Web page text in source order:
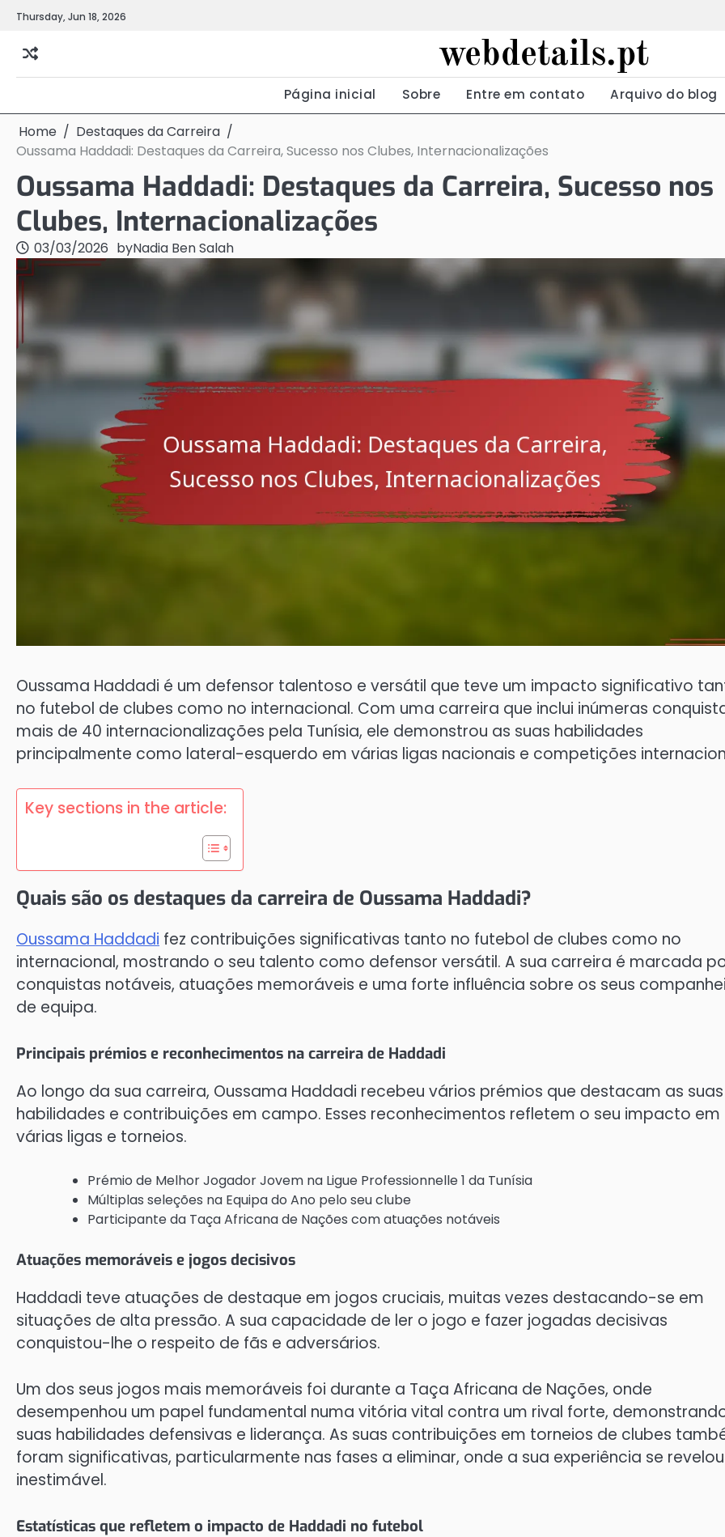
Skip
content
Thursday, Jun 18, 2026
webdetails.pt
Página inicial Sobre Entre em contato Arquivo do blog
Home
Destaques da Carreira
Oussama Haddadi: Destaques da Carreira, Sucesso nos Clubes, Internacionalizações
Oussama Haddadi: Destaques da Carreira, Sucesso nos
Clubes, Internacionalizações
03/03/2026 byNadia Ben Salah
Oussama Haddadi é um defensor talentoso e versátil que teve um impacto significativo
no futebol de clubes como no internacional. Com uma carreira que inclui inúmeras
mais de 40 internacionalizações pela Tunísia, ele demonstrou as suas habilidades
principalmente como lateral-esquerdo em várias ligas nacionais e competições
Key sections in the article:
Quais são os destaques da carreira de Oussama Haddadi?
Oussama Haddadi fez contribuições significativas tanto no futebol de clubes como no
internacional, mostrando o seu talento como defensor versátil. A sua carreira é marcada
conquistas notáveis, atuações memoráveis e uma forte influência sobre os seus
de equipa.
Principais prémios e reconhecimentos na carreira de Haddadi
Ao longo da sua carreira, Oussama Haddadi recebeu vários prémios que destacam as suas
habilidades e contribuições em campo. Esses reconhecimentos refletem o seu impacto em
várias ligas e torneios.
Prémio de Melhor Jogador Jovem na Ligue Professionnelle 1 da Tunísia
Múltiplas seleções na Equipa do Ano pelo seu clube
Participante da Taça Africana de Nações com atuações notáveis
Atuações memoráveis e jogos decisivos
Haddadi teve atuações de destaque em jogos cruciais, muitas vezes destacando-se em
situações de alta pressão. A sua capacidade de ler o jogo e fazer jogadas decisivas
conquistou-lhe o respeito de fãs e adversários.
Um dos seus jogos mais memoráveis foi durante a Taça Africana de Nações, onde
desempenhou um papel fundamental numa vitória vital contra um rival forte,
suas habilidades defensivas e liderança. As suas contribuições em torneios de clubes
foram significativas, particularmente nas fases a eliminar, onde a sua experiência se revelou
inestimável.
Estatísticas que refletem o impacto de Haddadi no futebol